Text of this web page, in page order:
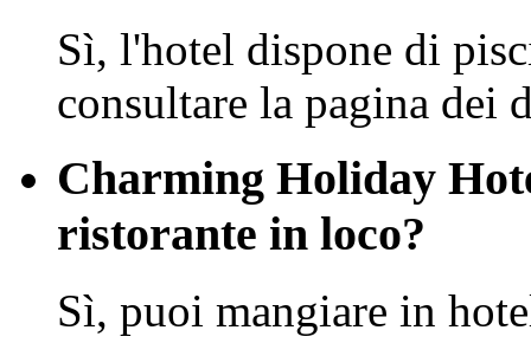
Sì, l'hotel dispone di
consultare la pagina dei
Charming Holiday
ristorante in loco?
Sì, puoi mangiare in